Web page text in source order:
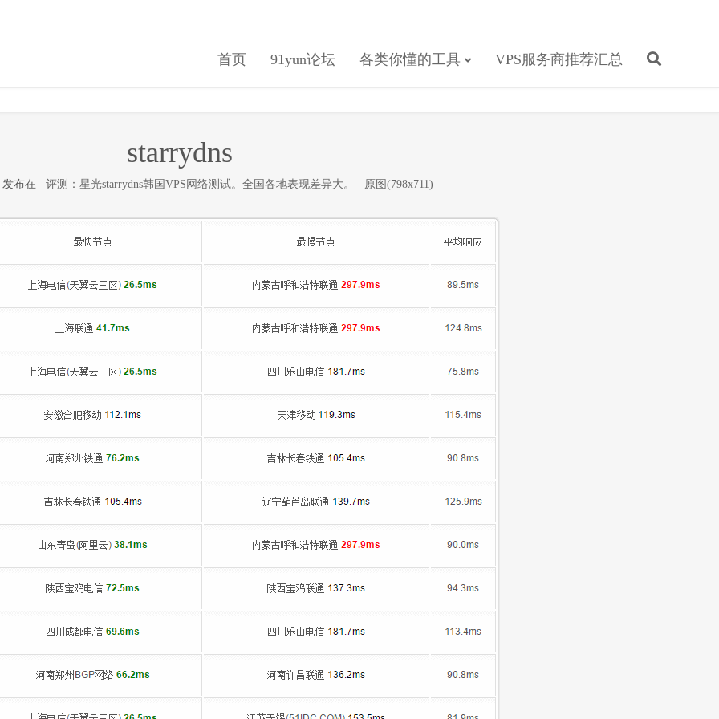
首页 91yun论坛 各类你懂的工具 VPS服务商推荐汇总
starrydns
发布在 评测：星光starrydns韩国VPS网络测试。全国各地表现差异大。 原图(798x711)